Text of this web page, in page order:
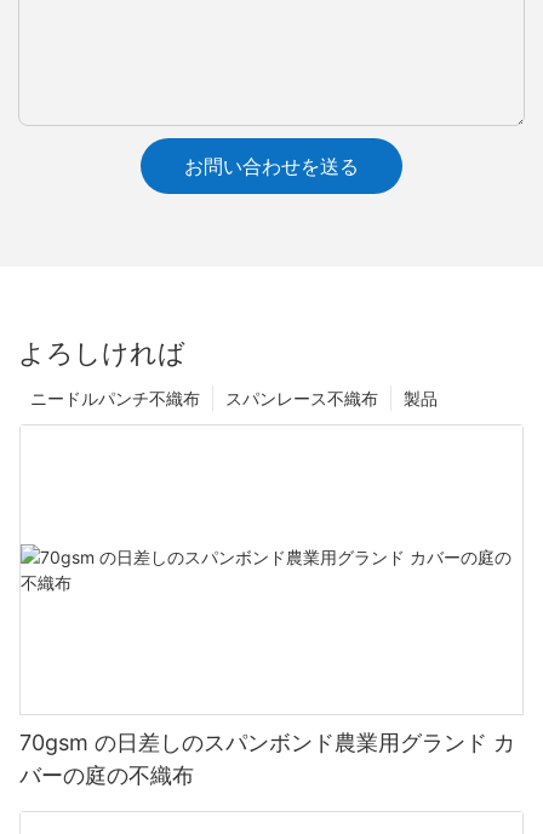
お問い合わせを送る
よろしければ
製品
スパンレース不織布
ニードルパンチ不織布
70gsm の日差しのスパンボンド農業用グランド カ
バーの庭の不織布